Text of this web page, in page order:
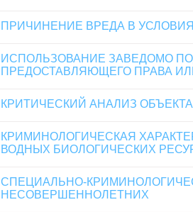
ПРИЧИНЕНИЕ ВРЕДА В
ИСПОЛЬЗОВАНИЕ ЗАВЕДОМО
ПРЕДОСТАВЛЯЮЩЕГО ПРАВА
КРИТИЧЕСКИЙ АНАЛИЗ
КРИМИНОЛОГИЧЕСКАЯ
ВОДНЫХ БИОЛОГИЧЕСКИХ
СПЕЦИАЛЬНО-
НЕСОВЕРШЕННОЛЕТНИХ